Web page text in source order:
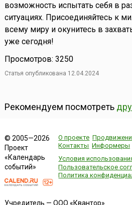
возможность испытать себя в
ситуациях. Присоединяйтесь к
всему миру и окунитесь в
уже сегодня!
Просмотров: 3250
Статья опубликована 12.04.2024
Рекомендуем посмотреть
© 2005—2026
Проект
«Календарь
событий»
О проекте
Контакты Информеры
Условия
Пользовательское
Политика
Учредитель — ООО «Квантор»